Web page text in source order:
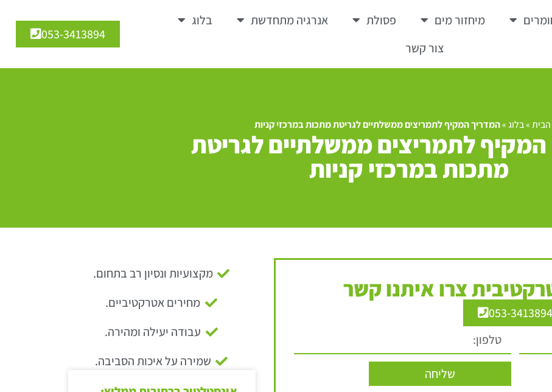
מיחזור מים פסולת אנרגיה מתחדשת
בלוג
צור קשר
053-3413894
»בלוג»המדריך המקיף לתמריצים ממשלתיים לגריטת מתכות במרכזי קניות
לתמריצים ממשלתיים לגריטת
מתכות במרכזי קניות
צרו איתנו קשר
053-3413894
שליחה
מקצועיות ונסיון רב בתחום.
מחירים אטרקטיביים.
עבודה יעילה ומהירה.
שמירה על איכות הסביבה.